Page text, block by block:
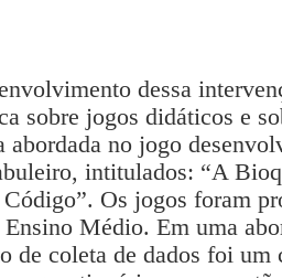
dessa
sobre jogos didáticos e
abordada no jogo
intitulados: “A
Os jogos foram
Ensino Médio. Em uma
de coleta de dados foi um